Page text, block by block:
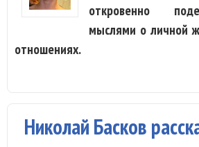
откровенно
мыслями о личной
отношениях.
Николай Басков